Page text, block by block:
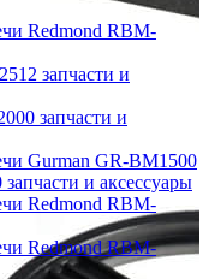
Redmond RBM-
запчасти и
запчасти и
Gurman GR-BM1500
и аксессуары
Redmond RBM-
Redmond RBM-